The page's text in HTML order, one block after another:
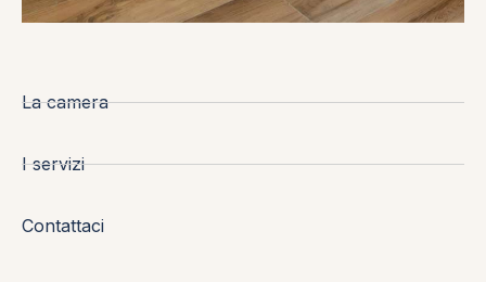
La camera
I servizi
Contattaci